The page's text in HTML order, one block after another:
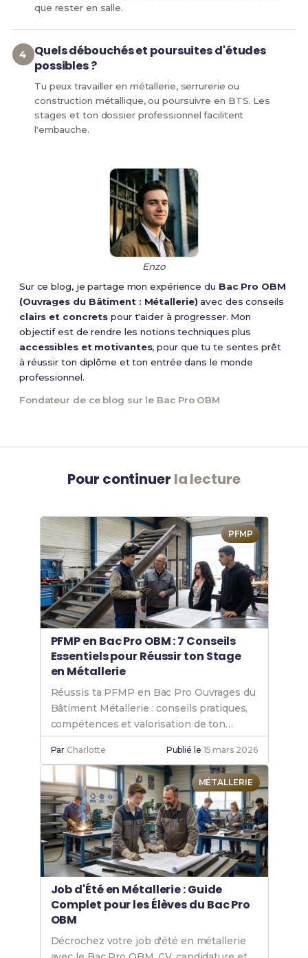
que rester en salle.
Quels débouchés et poursuites d'études
possibles ?
Tu peux travailler en métallerie, serrurerie ou
construction métallique, ou poursuivre en BTS. Les
stages et ton dossier professionnel facilitent
l'embauche.
Enzo
Sur ce blog, je partage mon expérience du Bac Pro OBM
(Ouvrages du Bâtiment : Métallerie) avec des conseils
clairs et concrets pour t'aider à progresser. Mon
objectif est de rendre les notions techniques plus
accessibles et motivantes, pour que tu te sentes prêt
à réussir ton diplôme et ton entrée dans le monde
professionnel.
Fondateur de ce blog sur le Bac Pro OBM
Pour continuer la lecture
PFMP
PFMP en Bac Pro OBM : 7 Conseils
Essentiels pour Réussir ton Stage
en Métallerie
Réussis ta PFMP en Bac Pro Ouvrages du
Bâtiment Métallerie : conseils pratiques,
compétences et valorisation de ton
rapport de stage.
Par Charlotte Publié le 15 mars 2026
MÉTALLERIE
Job d'Été en Métallerie : Guide
Complet pour les Élèves du Bac Pro
OBM
Décrochez votre job d'été en métallerie